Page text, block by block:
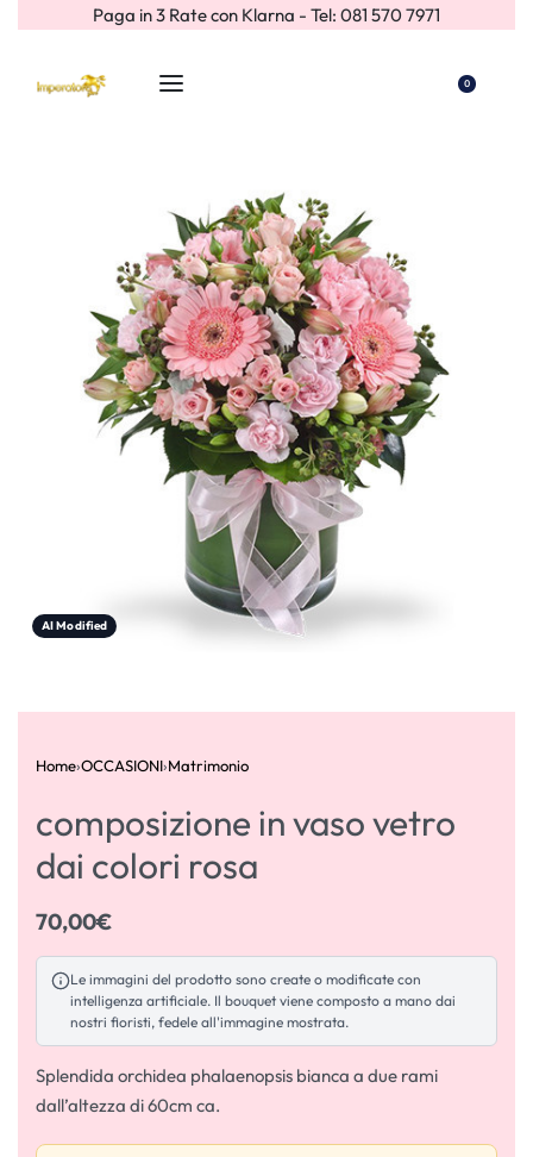
Paga in 3 Rate con Klarna - Tel: 081 570 7971
0
AI Modified
Home›OCCASIONI›Matrimonio
composizione in vaso vetro
dai colori rosa
70,00€
Le immagini del prodotto sono create o modificate con
intelligenza artificiale. Il bouquet viene composto a mano dai
nostri fioristi, fedele all'immagine mostrata.
Splendida orchidea phalaenopsis bianca a due rami
dall’altezza di 60cm ca.